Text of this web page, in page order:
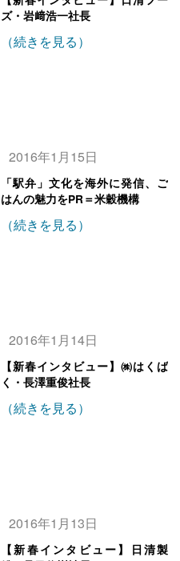
ズ・岩﨑浩一社長
（続きを見る）
2016年1月15日
「駅弁」文化を海外に発信、ご
はんの魅力をPR＝米穀機構
（続きを見る）
2016年1月14日
【新春インタビュー】㈱はくば
く・長澤重俊社長
（続きを見る）
2016年1月13日
【新春インタビュー】日清製